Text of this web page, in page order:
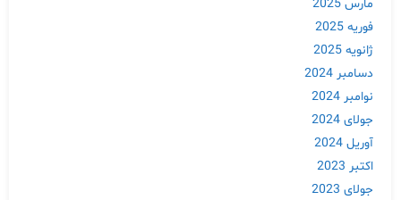
مارس 2025
فوریه 2025
ژانویه 2025
دسامبر 2024
نوامبر 2024
جولای 2024
آوریل 2024
اکتبر 2023
جولای 2023